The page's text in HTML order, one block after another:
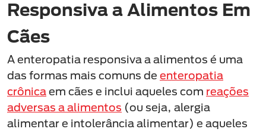
Responsiva a Alimentos Em
Cães
A enteropatia responsiva a alimentos é uma
das formas mais comuns de enteropatia
crônicaem cães e inclui aqueles com reações
adversas a alimentos (ou seja, alergia
alimentar e intolerância alimentar) e aqueles